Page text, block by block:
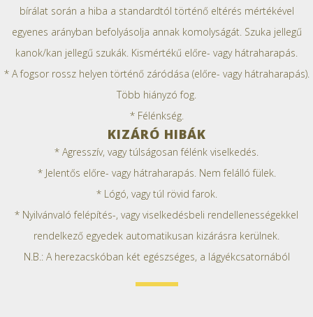
bírálat során a hiba a standardtól történő eltérés mértékével
egyenes arányban befolyásolja annak komolyságát. Szuka jellegű
kanok/kan jellegű szukák. Kismértékű előre- vagy hátraharapás.
* A fogsor rossz helyen történő záródása (előre- vagy hátraharapás).
Több hiányzó fog.
* Félénkség.
KIZÁRÓ HIBÁK
* Agresszív, vagy túlságosan félénk viselkedés.
* Jelentős előre- vagy hátraharapás. Nem felálló fülek.
* Lógó, vagy túl rövid farok.
* Nyilvánvaló felépítés-, vagy viselkedésbeli rendellenességekkel
rendelkező egyedek automatikusan kizárásra kerülnek.
N.B.: A herezacskóban két egészséges, a lágyékcsatornából